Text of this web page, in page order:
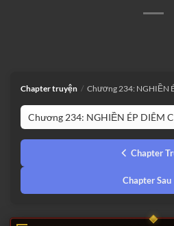
Chapter truyện / Chương 234: NGHIỀN
Chapter
Chapter Sau